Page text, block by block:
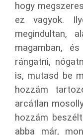
hogy
ez vagyok.
megindultan,
magamban,
rángatni,
is, mutasd be
hozzám
arcátlan
hozzám
abba már,